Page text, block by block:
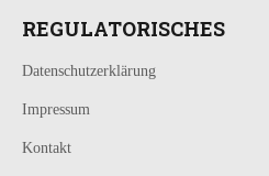
REGULATORISCHES
Datenschutzerklärung
Impressum
Kontakt